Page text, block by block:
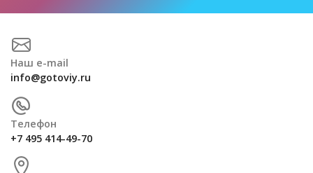
Наш e-mail
info@gotoviy.ru
Телефон
+7 495 414-49-70